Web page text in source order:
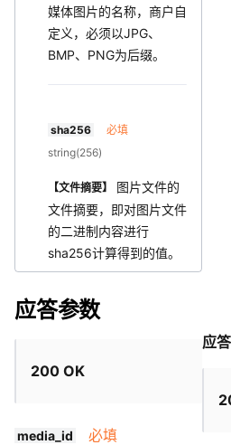
媒体图片的名称，商户自
定义，必须以JPG、
BMP、PNG为后缀。
sha256
必填
string(256)
【文件摘要】
图片文件的
文件摘要，即对图片文件
的二进制内容进行
sha256计算得到的值。
应答参数
200 OK
media_id
必填
应